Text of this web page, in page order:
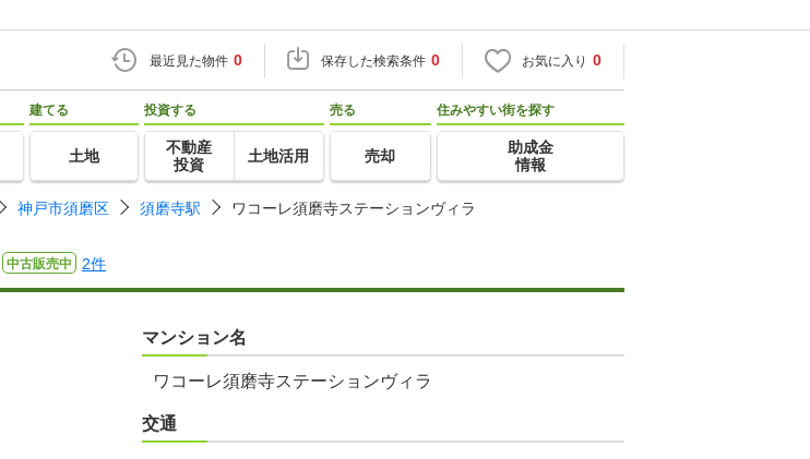
最近見た物件 0 保存した検索条件 0 お気に入り 0
建てる
土地
投資する
不動産
投資
土地活用
売る
売却
住みやすい街を探す
助成金
情報
神戸市須磨区 須磨寺駅 ワコーレ須磨寺ステーションヴィラ
中古販売中 2件
マンション名
ワコーレ須磨寺ステーションヴィラ
交通